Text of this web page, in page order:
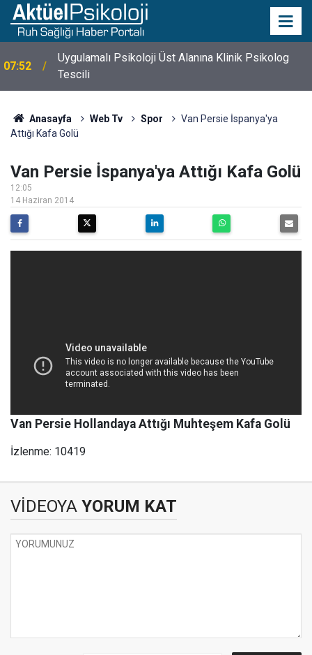
07:52
Uygulamalı Psikoloji Üst Alanına Klinik Psikolog
Tescili
Anasayfa Web Tv Spor
Van Persie İspanya'ya
Attığı Kafa Golü
Van Persie İspanya'ya Attığı Kafa Golü
12:05
14 Haziran 2014
Van Persie Hollandaya Attığı Muhteşem Kafa Golü
İzlenme: 10419
VİDEOYA YORUM KAT